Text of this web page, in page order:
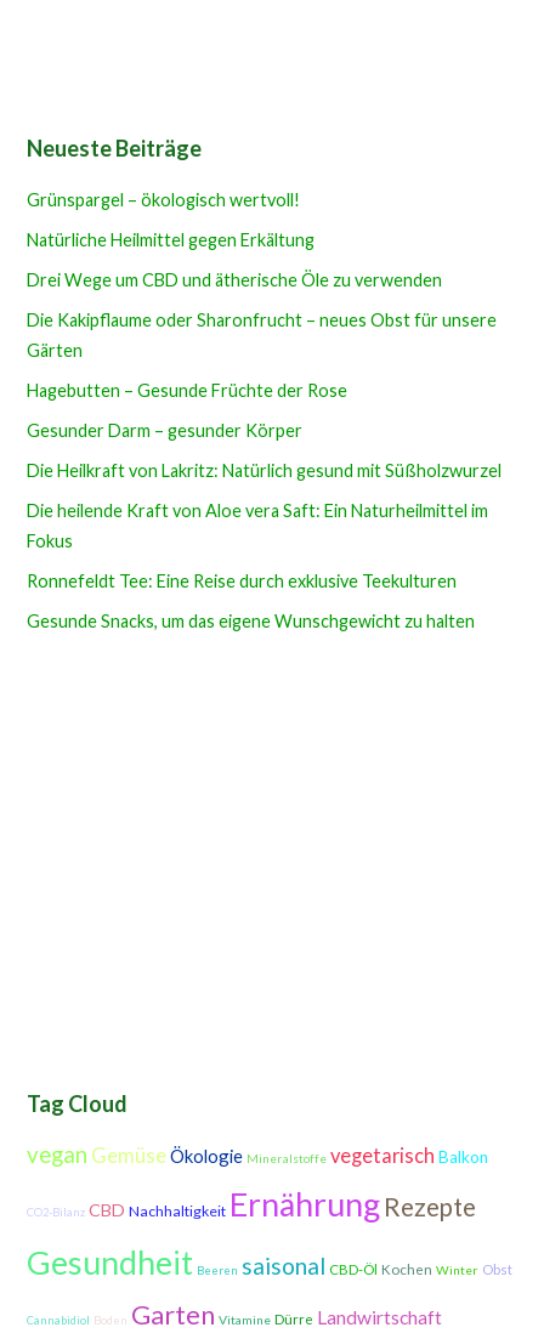
Neueste Beiträge
Grünspargel – ökologisch wertvoll!
Natürliche Heilmittel gegen Erkältung
Drei Wege um CBD und ätherische Öle zu verwenden
Die Kakipflaume oder Sharonfrucht – neues Obst für unsere
Gärten
Hagebutten – Gesunde Früchte der Rose
Gesunder Darm – gesunder Körper
Die Heilkraft von Lakritz: Natürlich gesund mit Süßholzwurzel
Die heilende Kraft von Aloe vera Saft: Ein Naturheilmittel im
Fokus
Ronnefeldt Tee: Eine Reise durch exklusive Teekulturen
Gesunde Snacks, um das eigene Wunschgewicht zu halten
Tag Cloud
vegan GemüseÖkologie Mineralstoffe vegetarisch Balkon
CO2-Bilanz CBD Nachhaltigkeit Ernährung Rezepte
Gesundheit Beeren saisonal CBD-Öl Kochen Winter Obst
Cannabidiol Boden Garten Vitamine Dürre Landwirtschaft